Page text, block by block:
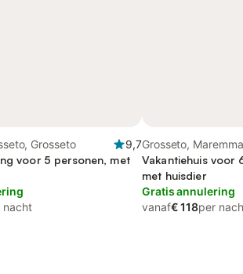
Grosseto
9,7
voor 5 personen, met
nacht
Grosseto, Maremma
Vakantiehuis voor
met huisdier
Gratis annulering
vanaf€ 118per